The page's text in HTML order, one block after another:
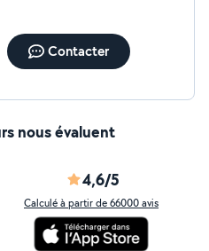
Contacter
nous évaluent
4,6/5
Calculé à partir de 66000 avis